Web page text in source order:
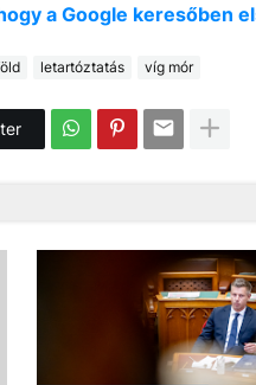
a Google keresőben
letartóztatás víg mór